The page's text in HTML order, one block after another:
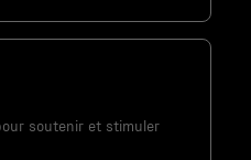
soutenir et stimuler